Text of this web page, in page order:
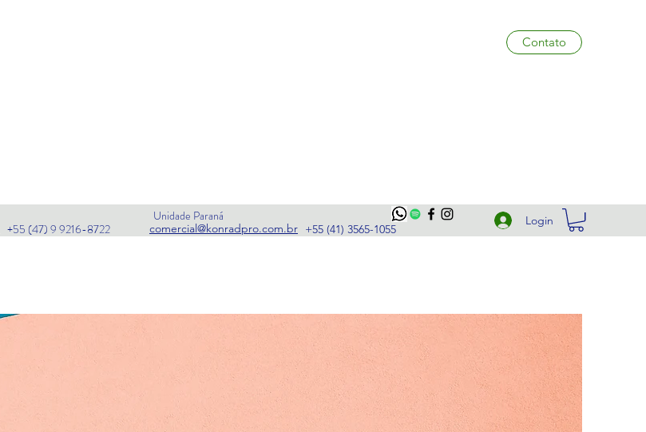
Contato
+55 (47) 9 9216-8722
comercial@konradpro.com.br
Unidade Paraná
+55 (41) 3565-1055
Login